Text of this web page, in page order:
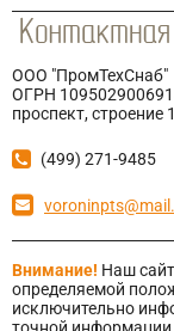
ООО "ПромТехСнаб"
ОГРН
проспект, строение
(499) 271-9485
Внимание! Наш
определяемой
исключительно